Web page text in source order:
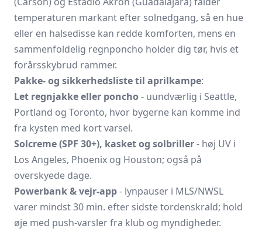
temperaturen markant efter solnedgang, så en hue
eller en halsedisse kan redde komforten, mens en
sammenfoldelig regnponcho holder dig tør, hvis et
forårsskybrud rammer.
Pakke- og sikkerhedsliste til aprilkampe:
Let regnjakke eller poncho- uundværlig i Seattle,
Portland og Toronto, hvor bygerne kan komme ind
fra kysten med kort varsel.
Solcreme (SPF 30+), kasket og solbriller- høj UV i
Los Angeles, Phoenix og Houston; også på
overskyede dage.
Powerbank & vejr-app- lynpauser i MLS/NWSL
varer mindst 30 min. efter sidste tordenskrald; hold
øje med push-varsler fra klub og myndigheder.